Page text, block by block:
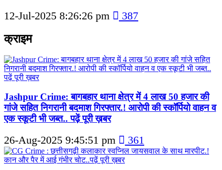
12-Jul-2025 8:26:26 pm 387
क्राइम
Jashpur Crime: बागबहार थाना क्षेत्र में 4 लाख 50 हजार की
गांजे सहित निगरानी बदमाश गिरफ्तार.! आरोपी की स्कॉर्पियो वाहन व
एक स्कूटी भी जब्त.. पढ़ें पूरी ख़बर
26-Aug-2025 9:45:51 pm 361